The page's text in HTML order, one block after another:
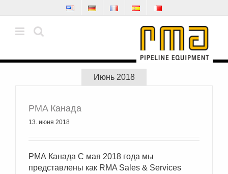
to
content
Июнь 2018
РМА Канада
13. июня 2018
РМА Канада С мая 2018 года мы
представлены как RMA Sales & Services